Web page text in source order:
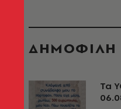
ΔΗΜΟΦΙΛΗ
Τα